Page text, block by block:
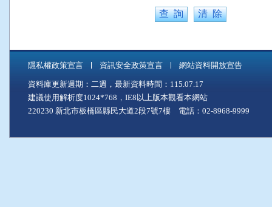
隱私權政策宣言 資訊安全政策宣言 網站資料開放宣告
資料庫更新週期：二週，最新資料時間：115.07.17
建議使用解析度1024*768，IE8以上版本觀看本網站
220230 新北市板橋區縣民大道2段7號7樓 電話：02-8968-9999